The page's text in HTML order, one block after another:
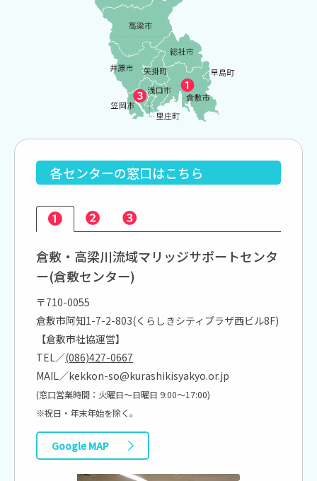
各センターの窓口はこちら
倉敷・高梁川流域マリッジサポートセンタ
ー(倉敷センター)
〒710-0055
倉敷市阿知1-7-2-803(くらしきシティプラザ西ビル8F)
【倉敷市社協運営】
TEL／(086)427-0667
MAIL／kekkon-so@kurashikisyakyo.or.jp
(窓口営業時間：火曜日～日曜日 9:00～17:00)
※祝日・年末年始を除く。
Google MAP